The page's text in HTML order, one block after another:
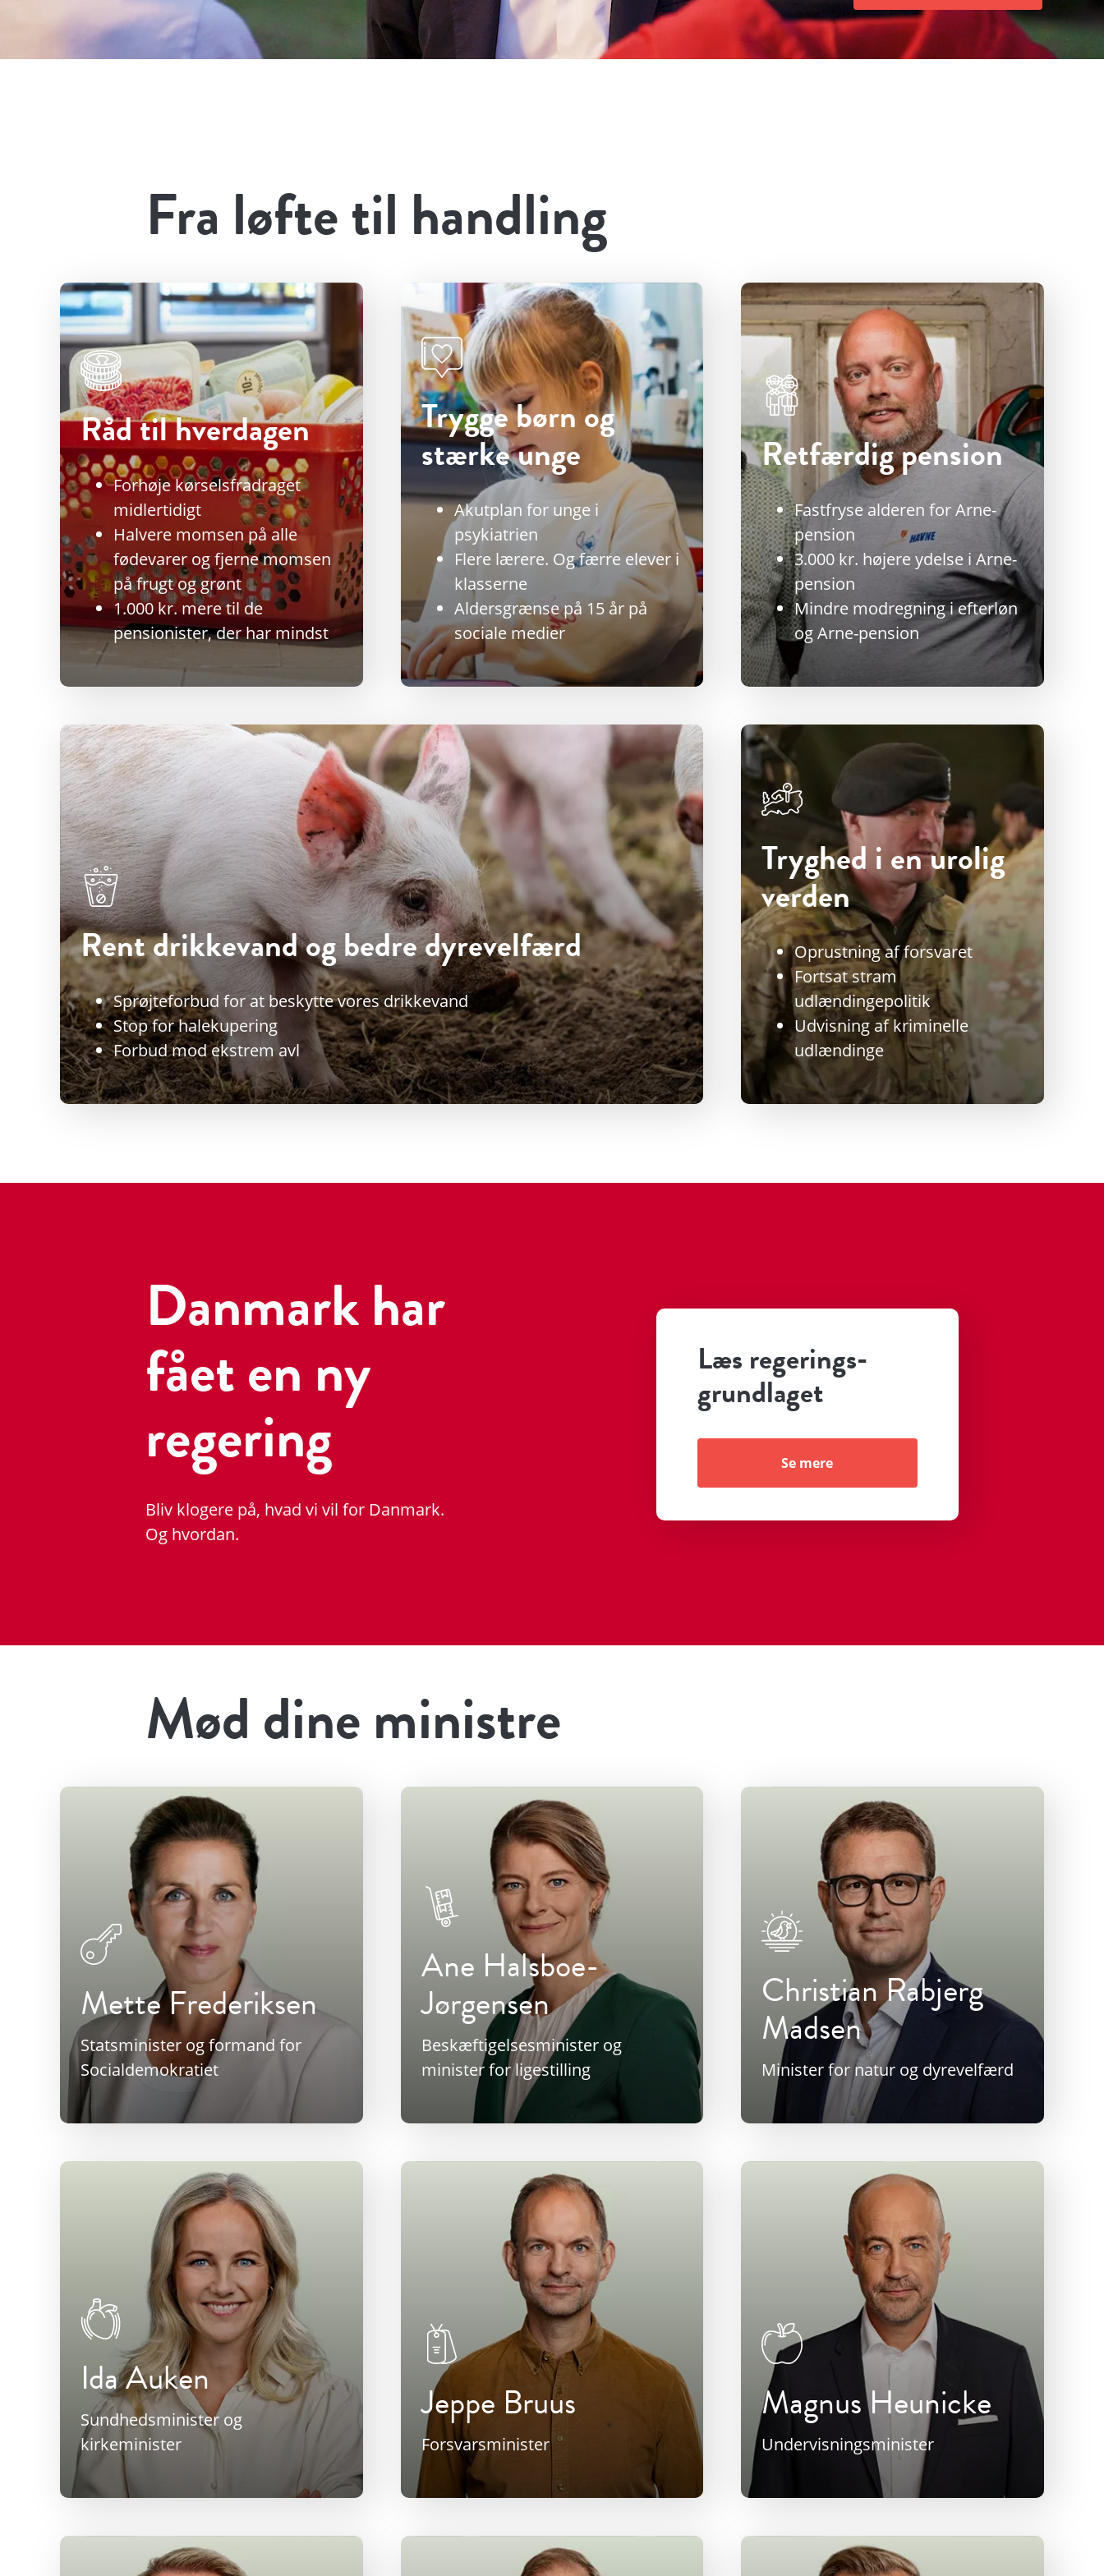
Velkommen til
Fra løfte til handling
Råd til hverdagen
Forhøje kørselsfradraget
midlertidigt
Halvere momsen på alle
fødevarer og fjerne momsen
på frugt og grønt
1.000 kr. mere til de
pensionister, der har mindst
Trygge børn og
stærke unge
Akutplan for unge i
psykiatrien
Flere lærere. Og færre elever i
klasserne
Aldersgrænse på 15 år på
sociale medier
Retfærdig pension
Fastfryse alderen for Arne-
pension
3.000 kr. højere ydelse i Arne-
pension
Mindre modregning i efterløn
og Arne-pension
Rent drikkevand og bedre dyrevelfærd
Sprøjteforbud for at beskytte vores drikkevand
Stop for halekupering
Forbud mod ekstrem avl
Tryghed i en urolig
verden
Oprustning af forsvaret
Fortsat stram
udlændingepolitik
Udvisning af kriminelle
udlændinge
Danmark har
fået en ny
regering
Bliv klogere på, hvad vi vil for Danmark.
Og hvordan.
Læs regerings­
grundlaget
Se mere
Mød dine ministre
Mette Frederiksen
Statsminister og formand for
Socialdemokratiet
Ane Halsboe-
Jørgensen
Beskæftigelsesminister og
minister for ligestilling
Christian Rabjerg
Madsen
Minister for natur og dyrevelfærd
Ida Auken
Sundhedsminister og
kirkeminister
Jeppe Bruus
Forsvarsminister
Magnus Heunicke
Undervisningsminister